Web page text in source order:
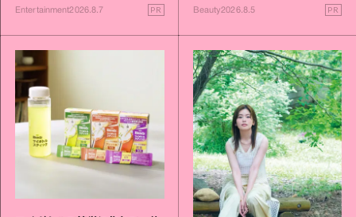
Entertainment2026.8.7 PR Beauty2026.8.5 PR